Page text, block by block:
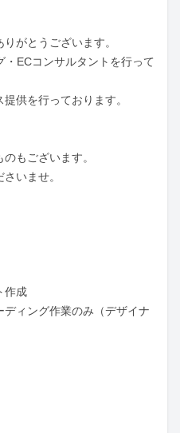
がとうございます。
ECコンサルタントを行って
供を行っております。
もございます。
いませ。
作成
ディング作業のみ（デザイナ